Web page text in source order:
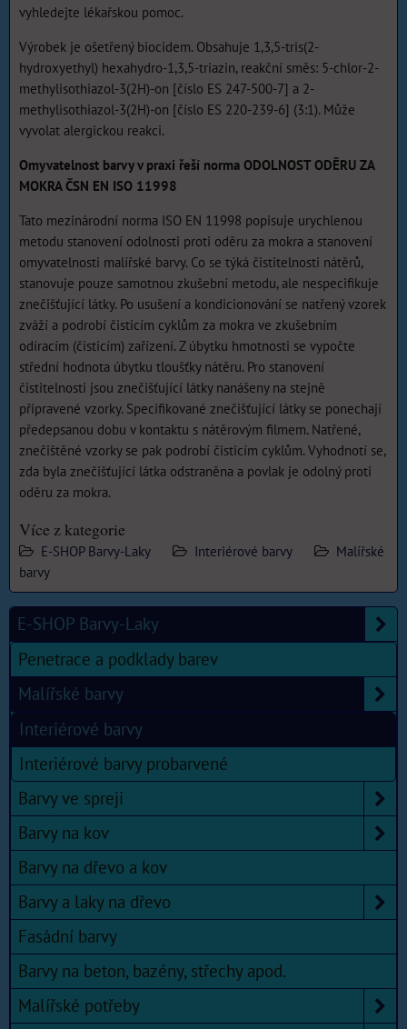
vyhledejte lékařskou pomoc.
Výrobek je ošetřený biocidem. Obsahuje 1,3,5-tris(2-
hydroxyethyl) hexahydro-1,3,5-triazin, reakční směs: 5-chlor-2-
methylisothiazol-3(2H)-on [číslo ES 247-500-7] a 2-
methylisothiazol-3(2H)-on [číslo ES 220-239-6] (3:1). Může
vyvolat alergickou reakci.
Omyvatelnost barvy v praxi řeší norma ODOLNOST ODĚRU ZA
MOKRA ČSN EN ISO 11998
Tato mezinárodní norma ISO EN 11998 popisuje urychlenou
metodu stanovení odolnosti proti oděru za mokra a stanovení
omyvatelnosti malířské barvy. Co se týká čistitelnosti nátěrů,
stanovuje pouze samotnou zkušební metodu, ale nespecifikuje
znečišťující látky. Po usušení a kondicionování se natřený vzorek
zváží a podrobí čisticím cyklům za mokra ve zkušebním
odíracím (čisticím) zařízení. Z úbytku hmotnosti se vypočte
střední hodnota úbytku tloušťky nátěru. Pro stanovení
čistitelnosti jsou znečišťující látky nanášeny na stejně
připravené vzorky. Specifikované znečišťující látky se ponechají
předepsanou dobu v kontaktu s nátěrovým filmem. Natřené,
znečištěné vzorky se pak podrobí čisticím cyklům. Vyhodnotí se,
zda byla znečišťující látka odstraněna a povlak je odolný proti
oděru za mokra.
Více z kategorie
E-SHOP Barvy-Laky Interiérové barvy
Malířské
barvy
E-SHOP Barvy-Laky
Penetrace a podklady barev
Malířské barvy
Interiérové barvy
Interiérové barvy probarvené
Barvy ve spreji
Barvy na kov
Barvy na dřevo a kov
Barvy a laky na dřevo
Fasádní barvy
Barvy na beton, bazény, střechy apod.
Malířské potřeby